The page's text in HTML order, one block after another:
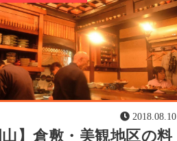
2018.08.10
】倉敷・美観地区の料